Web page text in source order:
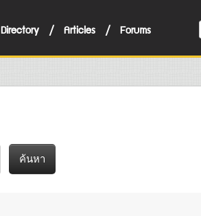
Directory / Articles / Forums
ค้นหา